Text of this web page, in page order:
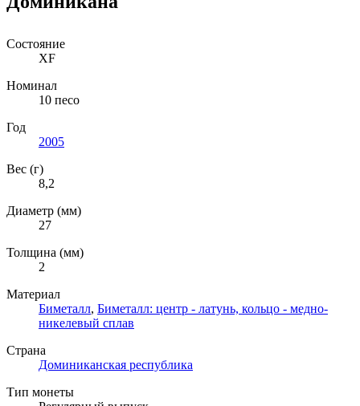
Состояние
XF
Номинал
10 песо
Год
2005
Вес (г)
8,2
Диаметр (мм)
27
Толщина (мм)
2
Материал
Биметалл, Биметалл: центр - латунь, кольцо - медно-
никелевый сплав
Страна
Доминиканская республика
Тип монеты